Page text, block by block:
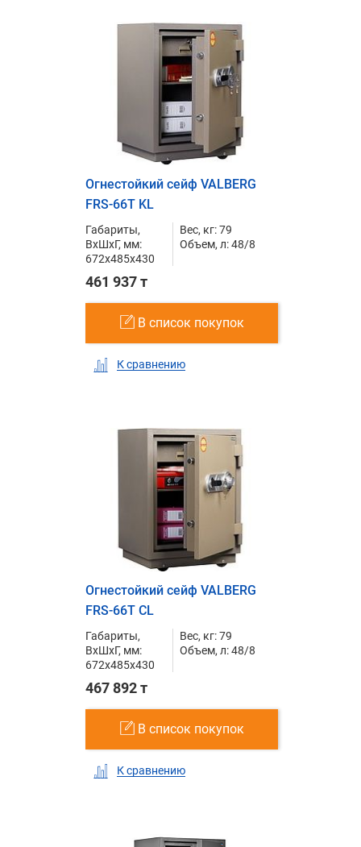
Огнестойкий сейф VALBERG
FRS-66T KL
Габариты,
ВxШxГ, мм:
672x485x430
Вес, кг: 79
Объем, л: 48/8
461 937 т
В список покупок
К сравнению
Огнестойкий сейф VALBERG
FRS-66T CL
Габариты,
ВxШxГ, мм:
672x485x430
Вес, кг: 79
Объем, л: 48/8
467 892 т
В список покупок
К сравнению